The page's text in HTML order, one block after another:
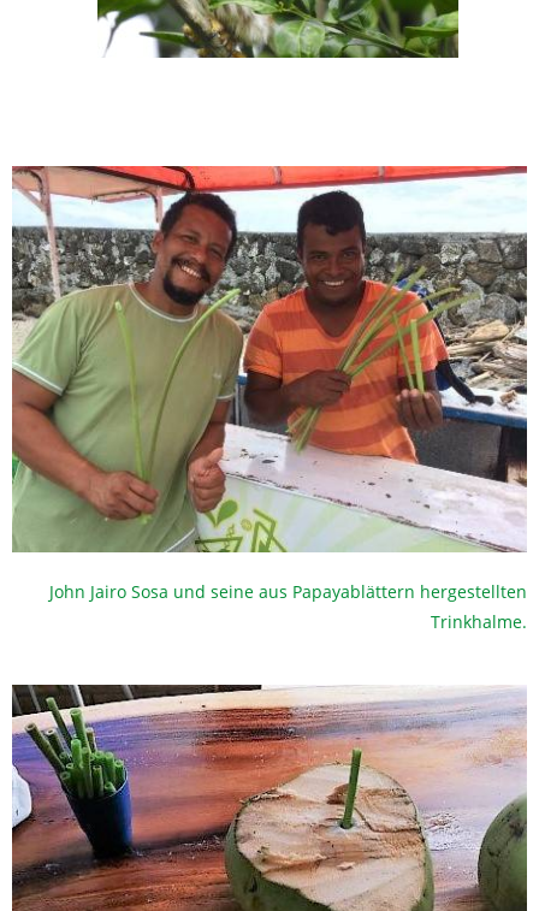
John Jairo Sosa und seine aus Papayablättern hergestellten
Trinkhalme.